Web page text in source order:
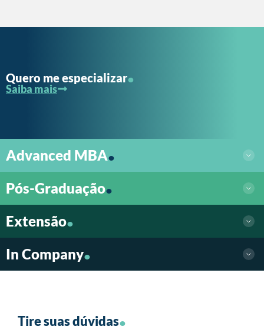
Quero me especializar.
Saiba mais
Advanced MBA.
Pós-Graduação.
Extensão.
In Company.
Tire suas dúvidas.